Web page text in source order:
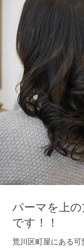
パーマを上の
です！！
荒川区町屋にある可